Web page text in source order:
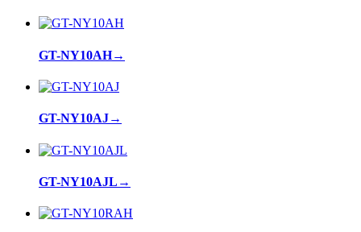
GT-NY10AH→
GT-NY10AJ→
GT-NY10AJL →